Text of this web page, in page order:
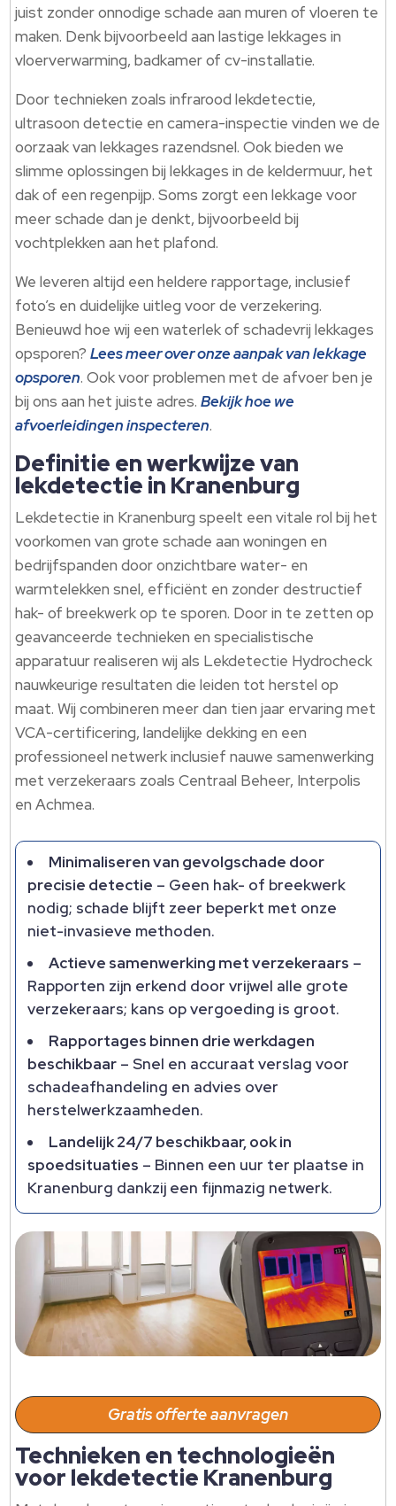
juist zonder onnodige schade aan muren of vloeren te
maken.​ Denk bijvoorbeeld aan lastige lekkages in
vloerverwarming, badkamer of cv-installatie.​
Door technieken zoals infrarood lekdetectie,
ultrasoon detectie en camera-inspectie vinden we de
oorzaak van lekkages razendsnel.​ Ook bieden we
slimme oplossingen bij lekkages in de keldermuur, het
dak of een regenpijp.​ Soms zorgt een lekkage voor
meer schade dan je denkt, bijvoorbeeld bij
vochtplekken aan het plafond.​
We leveren altijd een heldere rapportage, inclusief
foto’s en duidelijke uitleg voor de verzekering.​
Benieuwd hoe wij een waterlek of schadevrij lekkages
opsporen?Lees meer over onze aanpak van lekkage
opsporen.​ Ook voor problemen met de afvoer ben je
bij ons aan het juiste adres.​Bekijk hoe we
afvoerleidingen inspecteren.​
Definitie en werkwijze van
lekdetectie in Kranenburg
Lekdetectie in Kranenburg speelt een vitale rol bij het
voorkomen van grote schade aan woningen en
bedrijfspanden door onzichtbare water- en
warmtelekken snel, efficiënt en zonder destructief
hak- of breekwerk op te sporen.​ Door in te zetten op
geavanceerde technieken en specialistische
apparatuur realiseren wij als Lekdetectie Hydrocheck
nauwkeurige resultaten die leiden tot herstel op
maat.​ Wij combineren meer dan tien jaar ervaring met
VCA-certificering, landelijke dekking en een
professioneel netwerk inclusief nauwe samenwerking
met verzekeraars zoals Centraal Beheer, Interpolis
en Achmea.​
Minimaliseren van gevolgschade door
precisie detectie – Geen hak- of breekwerk
nodig; schade blijft zeer beperkt met onze
niet-invasieve methoden.​
Actieve samenwerking met verzekeraars –
Rapporten zijn erkend door vrijwel alle grote
verzekeraars; kans op vergoeding is groot.​
Rapportages binnen drie werkdagen
beschikbaar – Snel en accuraat verslag voor
schadeafhandeling en advies over
herstelwerkzaamheden.​
Landelijk 24/7 beschikbaar, ook in
spoedsituaties – Binnen een uur ter plaatse in
Kranenburg dankzij een fijnmazig netwerk.​
Gratis offerte aanvragen
Technieken en technologieën
voor lekdetectie Kranenburg